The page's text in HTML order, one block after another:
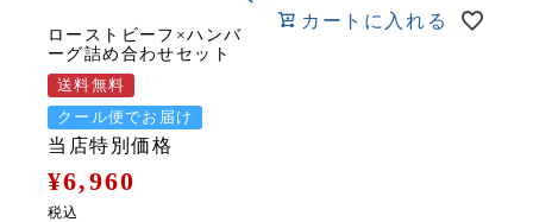
ローストビーフ×ハンバ
ーグ詰め合わせセット
送料無料
クール便でお届け
当店特別価格
¥6,960
税込
カートに入れる